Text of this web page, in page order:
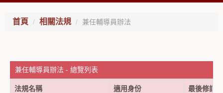
首頁 相關法規 兼任輔導員辦法
兼任輔導員辦法 - 總覽列表
法規名稱 適用身份 最後修訂